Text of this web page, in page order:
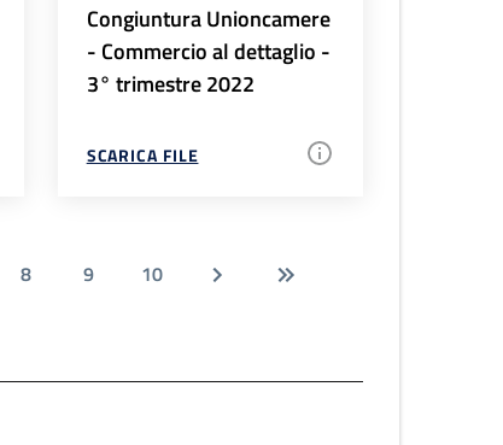
Congiuntura Unioncamere
- Commercio al dettaglio -
3° trimestre 2022
SCARICA FILE
8 9 10